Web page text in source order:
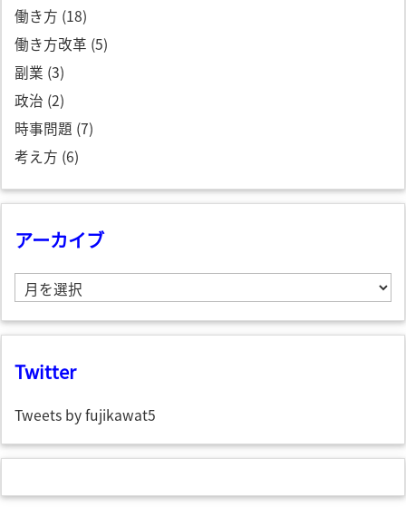
働き方 (18)
働き方改革 (5)
副業 (3)
政治 (2)
時事問題 (7)
考え方 (6)
アーカイブ
ア
ー
カ
ブ
Twitter
Tweets by fujikawat5